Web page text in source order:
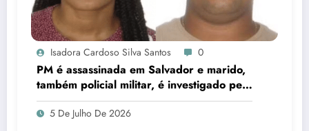
Isadora Cardoso Silva Santos 0
PM é assassinada em Salvador e marido,
também policial militar, é investigado pelo
crime
5 De Julho De 2026